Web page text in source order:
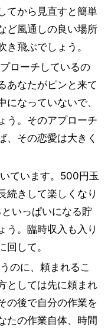
てから見直すと簡単
ど風通しの良い場所
飛ぶでしょう。
ローチしているの
あなたがピンと来て
なっていないで、
う。そのアプローチ
、その恋愛は大きく
ています。500円玉
続きして楽しくなり
いっぱいになる貯
う。臨時収入も入り
して。
のに、頼まれるこ
としては先に頼まれ
の後で自分の作業を
たの作業自体、時間